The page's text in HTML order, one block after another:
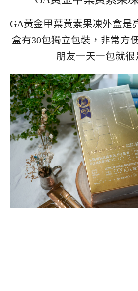
GA黃金甲葉黃素果凍外盒是
盒有30包獨立包裝，非常方
朋友一天一包就很